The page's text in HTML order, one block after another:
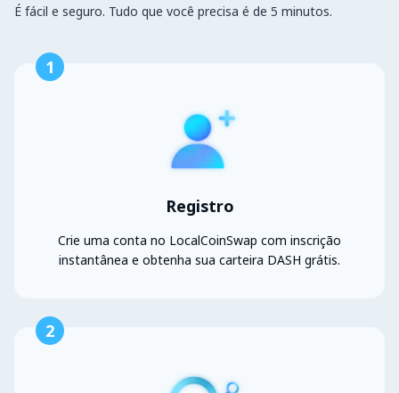
É fácil e seguro. Tudo que você precisa é de 5 minutos.
1
Registro
Crie uma conta no LocalCoinSwap com inscrição
instantânea e obtenha sua carteira DASH grátis.
2